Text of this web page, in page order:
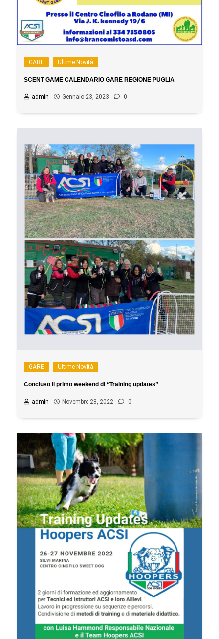
GARE Ultime Novità
SCENT GAME CALENDARIO GARE REGIONE PUGLIA
admin Gennaio 23, 2023 0
GARE Ultime Novità
Concluso il primo weekend di “Training updates”
admin Novembre 28, 2022 0